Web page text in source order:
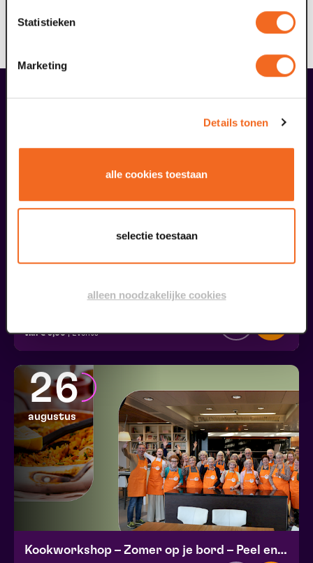
Statistieken
Marketing
Details tonen
alle cookies toestaan
selectie toestaan
alleen noodzakelijke cookies
streven ernaar dat één van de zes wandelroutes ook
voor deze doelgroep toegankelijk is; mogelijk met
Ouwehoeren
v.a. € 5,00| Events
26
augustus
Kookworkshop – Zomer op je bord – Peel en Maas